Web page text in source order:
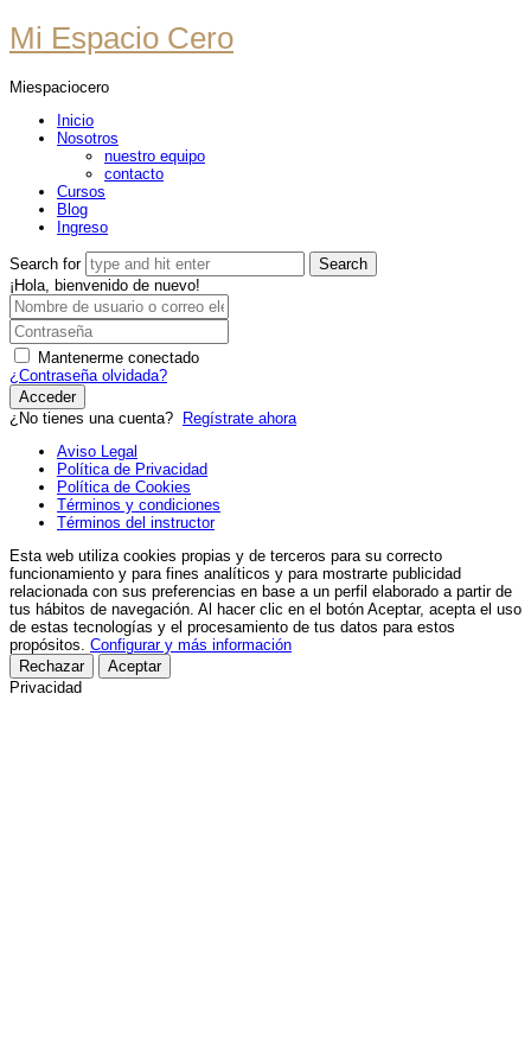
Mi
Espacio
Cero
Mi Espacio Cero
Miespaciocero
Inicio
Nosotros
nuestro equipo
contacto
Cursos
Blog
Ingreso
Search for
¡Hola, bienvenido de nuevo!
Mantenerme conectado
¿Contraseña olvidada?
Acceder
¿No tienes una cuenta?
Regístrate ahora
Aviso Legal
Política de Privacidad
Política de Cookies
Términos y condiciones
Términos del instructor
Esta web utiliza cookies propias y de terceros para su correcto
funcionamiento y para fines analíticos y para mostrarte publicidad
relacionada con sus preferencias en base a un perfil elaborado a partir de
tus hábitos de navegación. Al hacer clic en el botón Aceptar, acepta el uso
de estas tecnologías y el procesamiento de tus datos para estos
propósitos. Configurar y más información
Rechazar
Aceptar
Privacidad